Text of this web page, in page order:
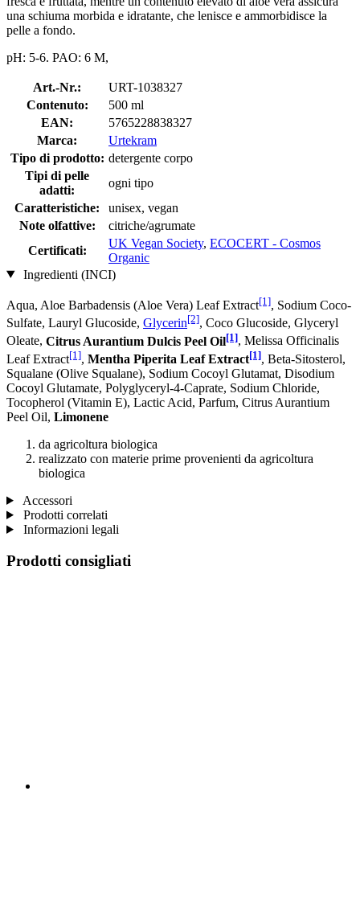
una schiuma morbida e idratante, che lenisce e ammorbidisce la
pelle a fondo.
pH: 5-6. PAO: 6 M,
Art.-Nr.:
URT-1038327
Contenuto:
500 ml
EAN:
5765228838327
Marca:
Urtekram
Tipo di prodotto: detergente corpo
Tipi di pelle
adatti:
ogni tipo
Caratteristiche:
unisex, vegan
Note olfattive:
citriche/agrumate
Certificati:
UK Vegan Society, ECOCERT - Cosmos
Organic
Ingredienti (INCI)
Aqua, Aloe Barbadensis (Aloe Vera) Leaf Extract[1], Sodium Coco­
Sulfate, Lauryl Glucoside, Glycerin[2], Coco Glucoside, Glyceryl
Oleate, Citrus Aurantium Dulcis Peel Oil[1], Melissa Officinalis
Leaf Extract[1], Mentha Piperita Leaf Extract[1], Beta-Sitosterol,
Squalane (Olive Squalane), Sodium Cocoyl Glutamat, Disodium
Cocoyl Glutamate, Polyglyceryl-4-Caprate, Sodium Chloride,
Tocopherol (Vitamin E), Lactic Acid, Parfum, Citrus Aurantium
Peel Oil, Limonene
da agricoltura biologica
realizzato con materie prime provenienti da agricoltura
biologica
Accessori
Prodotti correlati
Informazioni legali
Prodotti consigliati